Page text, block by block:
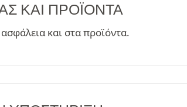
ΚΑΙ ΠΡΟΪΌΝΤΑ
και στα προϊόντα.